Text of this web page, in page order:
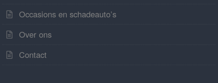
Occasions en schadeauto’s
Over ons
Contact